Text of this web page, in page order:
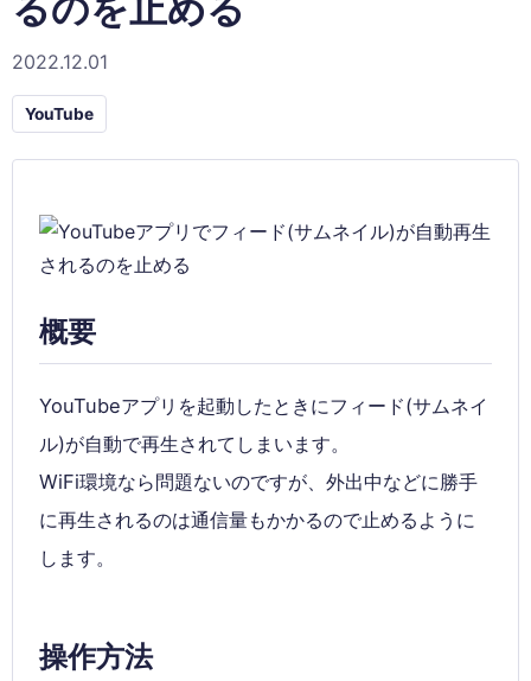
2022.12.01
YouTube
概要
YouTubeアプリを起動したときにフィード(サムネイ
ル)が自動で再生されてしまいます。
WiFi環境なら問題ないのですが、外出中などに勝手
に再生されるのは通信量もかかるので止めるように
します。
操作方法